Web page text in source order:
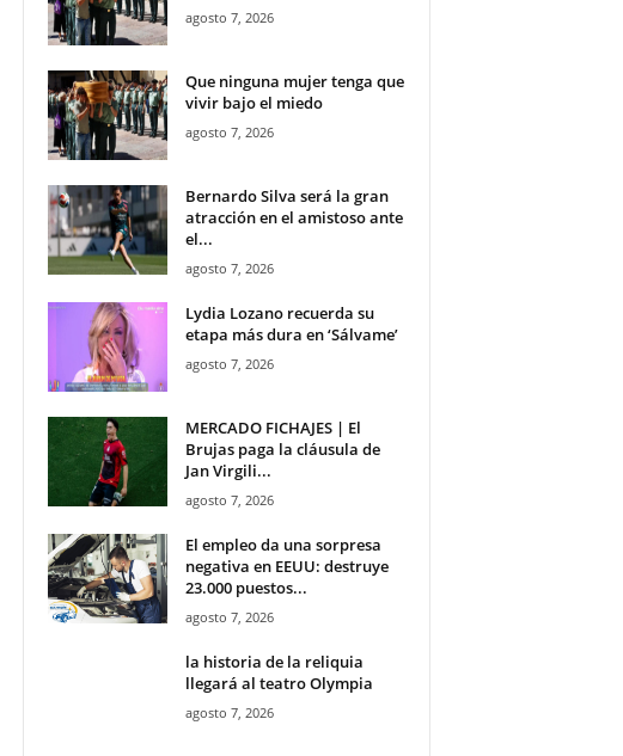
agosto 7, 2026
Que ninguna mujer tenga que
vivir bajo el miedo
agosto 7, 2026
Bernardo Silva será la gran
atracción en el amistoso ante
el...
agosto 7, 2026
Lydia Lozano recuerda su
etapa más dura en ‘Sálvame’
agosto 7, 2026
MERCADO FICHAJES | El
Brujas paga la cláusula de
Jan Virgili...
agosto 7, 2026
El empleo da una sorpresa
negativa en EEUU: destruye
23.000 puestos...
agosto 7, 2026
la historia de la reliquia
llegará al teatro Olympia
agosto 7, 2026